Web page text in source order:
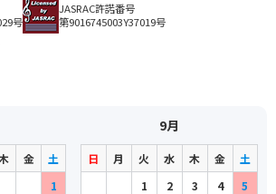
号
JASRAC許諾番号
第9016745003Y37019号
金
土
1
9月
日 月 火 水 木 金
土
1
2 3 4
5